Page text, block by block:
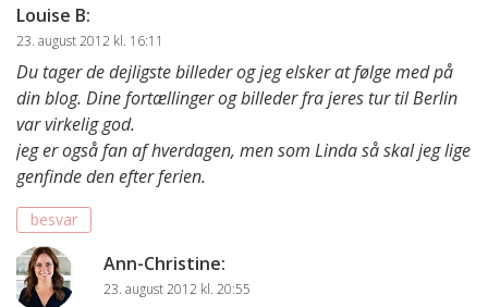
Louise B:
23. august 2012 kl. 16:11
Du tager de dejligste billeder og jeg elsker at følge med på
din blog. Dine fortællinger og billeder fra jeres tur til Berlin
var virkelig god.
jeg er også fan af hverdagen, men som Linda så skal jeg lige
genfinde den efter ferien.
besvar
Ann-Christine:
23. august 2012 kl. 20:55